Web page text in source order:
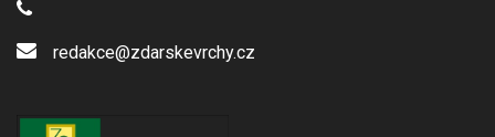
redakce@zdarskevrchy.cz